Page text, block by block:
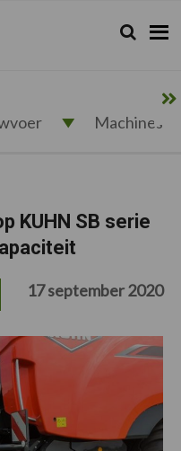
Zoeken...
Zoek
Machines
KUHN SB serie
17 september 2020